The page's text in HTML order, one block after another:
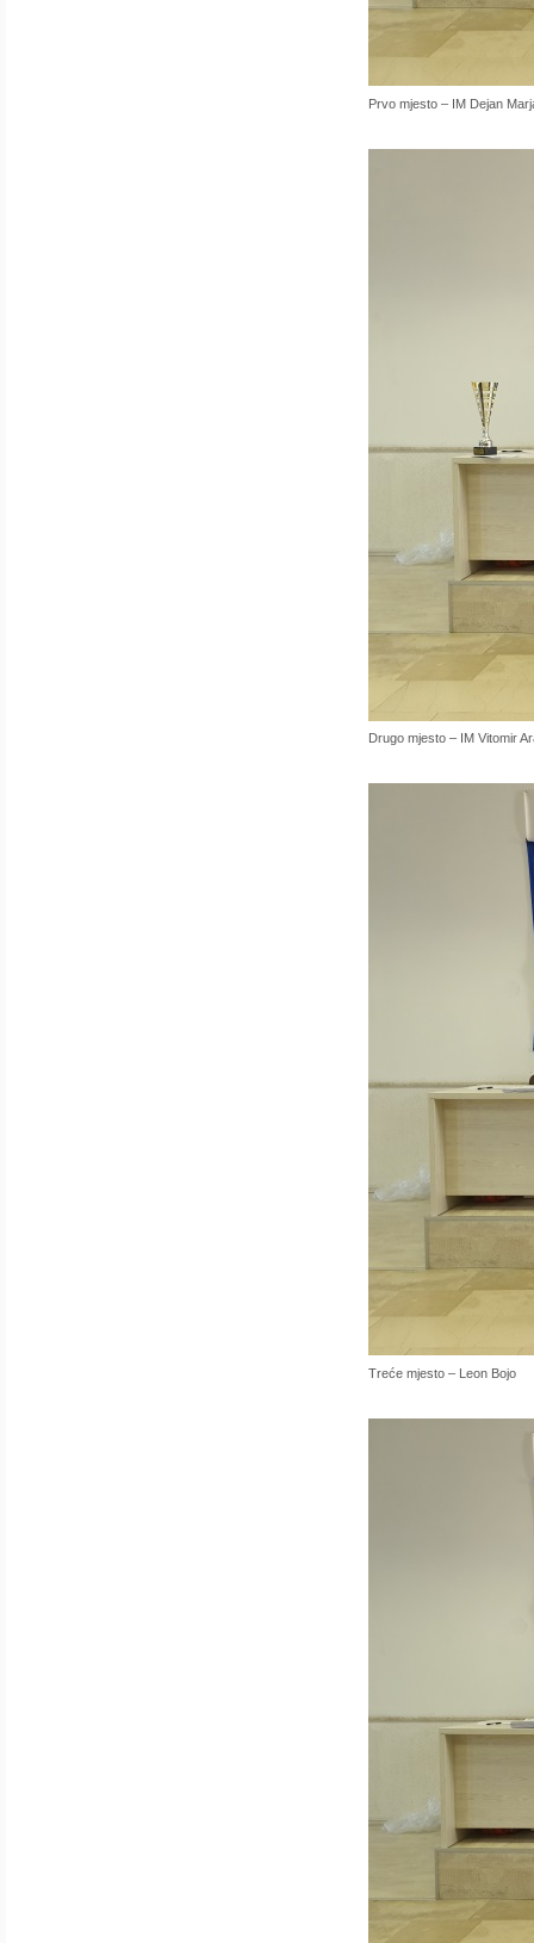
Prvo mjesto – IM Dejan
Drugo mjesto – IM Vitomir
Treće mjesto – Leon Bojo